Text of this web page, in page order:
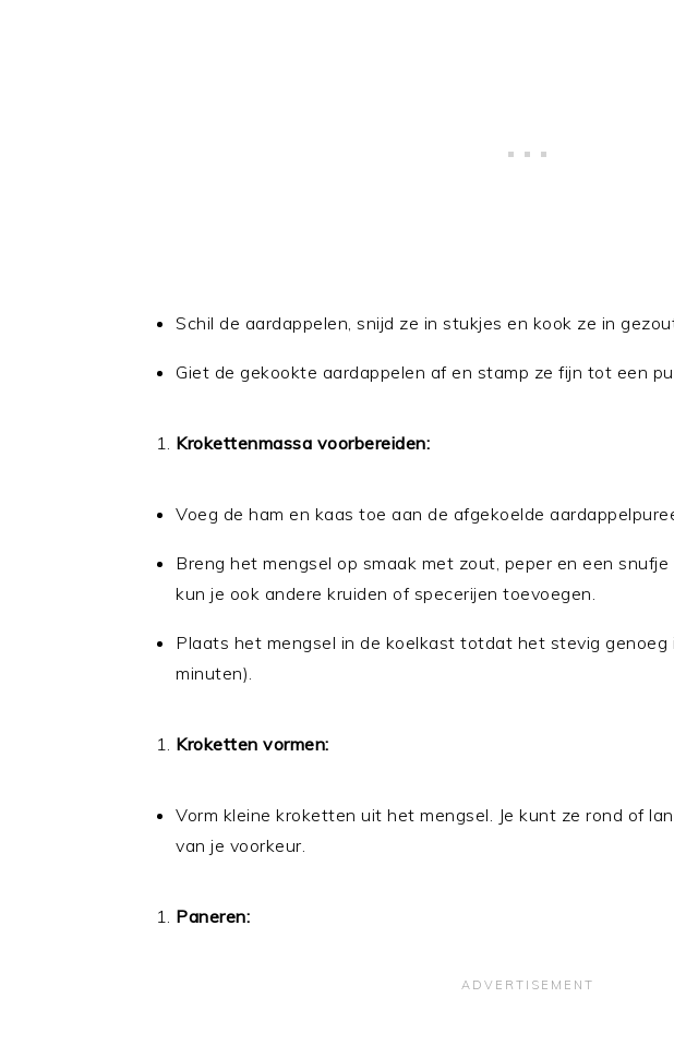
Schil de aardappelen, snijd ze in stukjes en kook ze in
Giet de gekookte aardappelen af en stamp ze fijn tot een
Krokettenmassa voorbereiden:
Voeg de ham en kaas toe aan de afgekoelde
Breng het mengsel op smaak met zout, peper en een
kun je ook andere kruiden of specerijen toevoegen.
Plaats het mengsel in de koelkast totdat het stevig genoeg
minuten).
Kroketten vormen:
Vorm kleine kroketten uit het mengsel. Je kunt ze rond of
van je voorkeur.
Paneren: